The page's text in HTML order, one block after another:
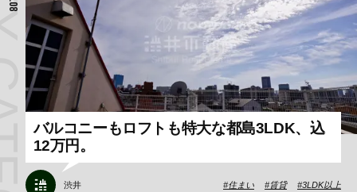
採用情報
バルコニーもロフトも特大な都島3LDK、込
12万円。
渋井 住まい 賃貸 3LDK以上